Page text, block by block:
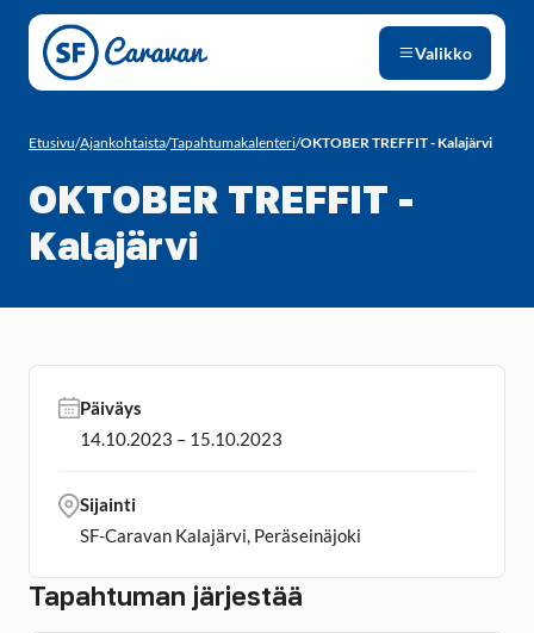
Siirry sivun sisältöön
Valikko
Etusivu/Ajankohtaista/Tapahtumakalenteri/OKTOBER TREFFIT - Kalajärvi
OKTOBER TREFFIT -
Kalajärvi
Tapahtuman järjestää
Päiväys
14.10.2023 – 15.10.2023
Sijainti
SF-Caravan Kalajärvi, Peräseinäjoki